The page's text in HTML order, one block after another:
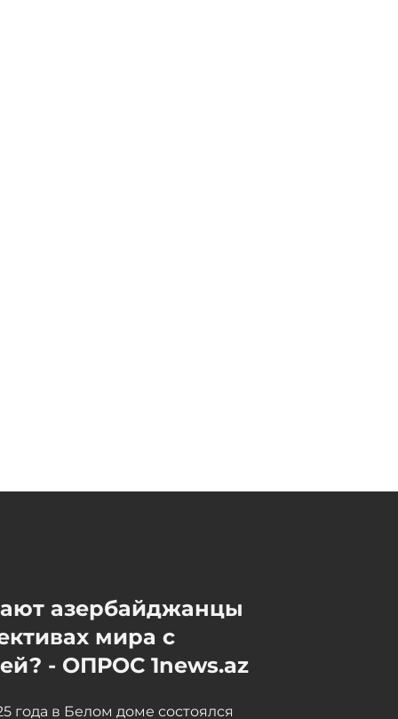
азербайджанцы
мира с
- ОПРОС 1news.az
года в Белом доме состоялся